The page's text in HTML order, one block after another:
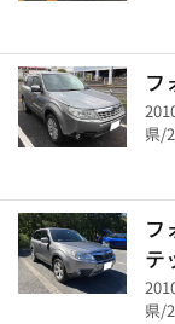
フ
県/
フ
テ
県/